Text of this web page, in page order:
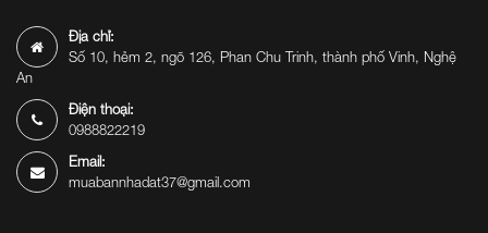
Địa chỉ:
Số 10, hẻm 2, ngõ 126, Phan Chu Trinh, thành phố Vinh, Nghệ
An
Điện thoại:
0988822219
Email:
muabannhadat37@gmail.com